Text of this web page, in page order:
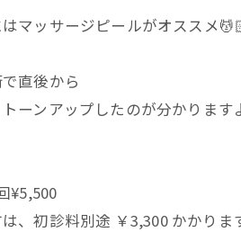
マッサージピールがオススメ
直後から
ーンアップしたのが分かります
¥5,500
、初診料別途 ￥3,300 かかりま